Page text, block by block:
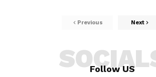
Previous Next
Follow US